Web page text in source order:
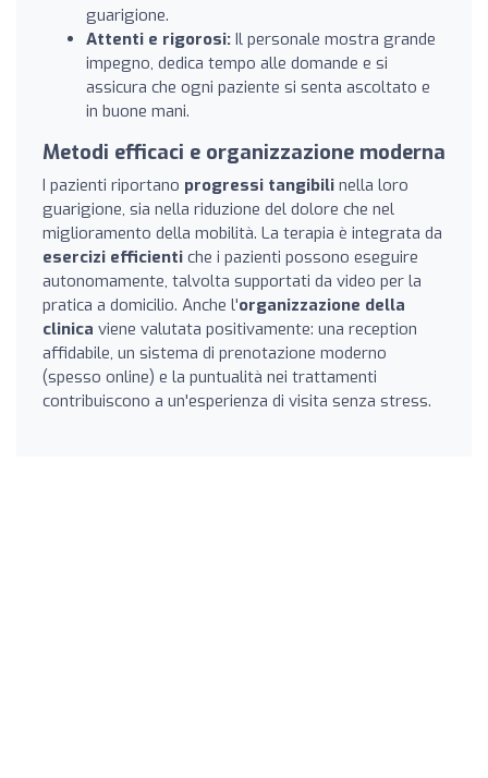
guarigione.
Attenti e rigorosi: Il personale mostra grande
impegno, dedica tempo alle domande e si
assicura che ogni paziente si senta ascoltato e
in buone mani.
Metodi efficaci e organizzazione moderna
I pazienti riportano progressi tangibili nella loro
guarigione, sia nella riduzione del dolore che nel
miglioramento della mobilità. La terapia è integrata da
esercizi efficienti che i pazienti possono eseguire
autonomamente, talvolta supportati da video per la
pratica a domicilio. Anche l'organizzazione della
clinica viene valutata positivamente: una reception
affidabile, un sistema di prenotazione moderno
(spesso online) e la puntualità nei trattamenti
contribuiscono a un'esperienza di visita senza stress.